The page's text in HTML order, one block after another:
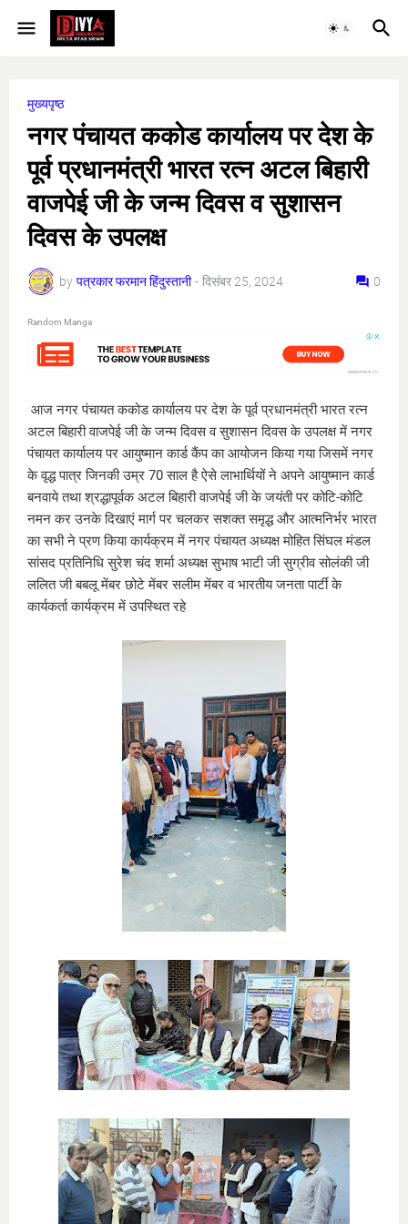
मुख्यपृष्ठ
नगर पंचायत ककोड कार्यालय पर देश के
पूर्व प्रधानमंत्री भारत रत्न अटल बिहारी
वाजपेई जी के जन्म दिवस व सुशासन
दिवस के उपलक्ष
by पत्रकार फरमान हिंदुस्तानी - दिसंबर 25, 2024 0
Random Manga
आज नगर पंचायत ककोड कार्यालय पर देश के पूर्व प्रधानमंत्री भारत रत्न
अटल बिहारी वाजपेई जी के जन्म दिवस व सुशासन दिवस के उपलक्ष में नगर
पंचायत कार्यालय पर आयुष्मान कार्ड कैंप का आयोजन किया गया जिसमें नगर
के वृद्ध पात्र जिनकी उम्र 70 साल है ऐसे लाभार्थियों ने अपने आयुष्मान कार्ड
बनवाये तथा श्रद्धापूर्वक अटल बिहारी वाजपेई जी के जयंती पर कोटि-कोटि
नमन कर उनके दिखाएं मार्ग पर चलकर सशक्त समृद्ध और आत्मनिर्भर भारत
का सभी ने प्रण किया कार्यक्रम में नगर पंचायत अध्यक्ष मोहित सिंघल मंडल
सांसद प्रतिनिधि सुरेश चंद शर्मा अध्यक्ष सुभाष भाटी जी सुग्रीव सोलंकी जी
ललित जी बबलू मेंबर छोटे मेंबर सलीम मेंबर व भारतीय जनता पार्टी के
कार्यकर्ता कार्यक्रम में उपस्थित रहे